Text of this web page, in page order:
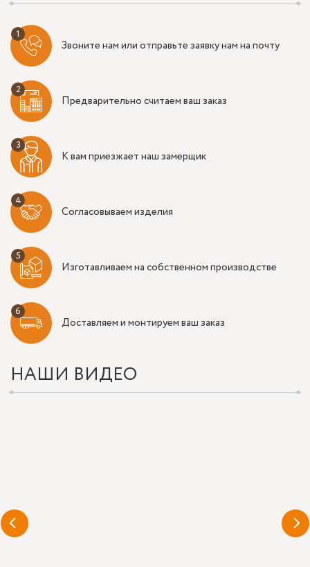
Звоните нам или отправьте заявку нам на почту
Предварительно считаем ваш заказ
К вам приезжает наш замерщик
Согласовываем изделия
Изготавливаем на собственном производстве
Доставляем и монтируем ваш заказ
НАШИ ВИДЕО